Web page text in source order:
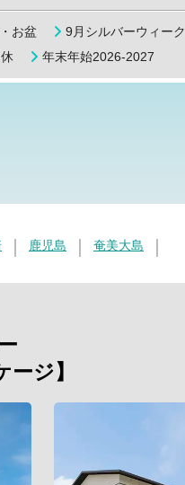
お盆 9月シルバーウィーク
年末年始2026-2027
鹿児島 奄美大島
ジ】